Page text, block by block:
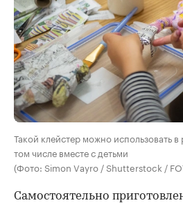
Такой клейстер можно использовать
том числе вместе с детьми
(Фото: Simon Vayro / Shutterstock /
Самостоятельно